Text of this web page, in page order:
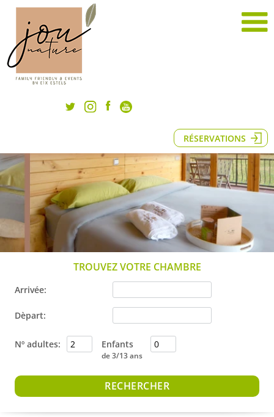
RÉSERVATIONS
TROUVEZ VOTRE CHAMBRE
Arrivée:
Dèpart:
Nº adultes: Enfants
de 3/13 ans